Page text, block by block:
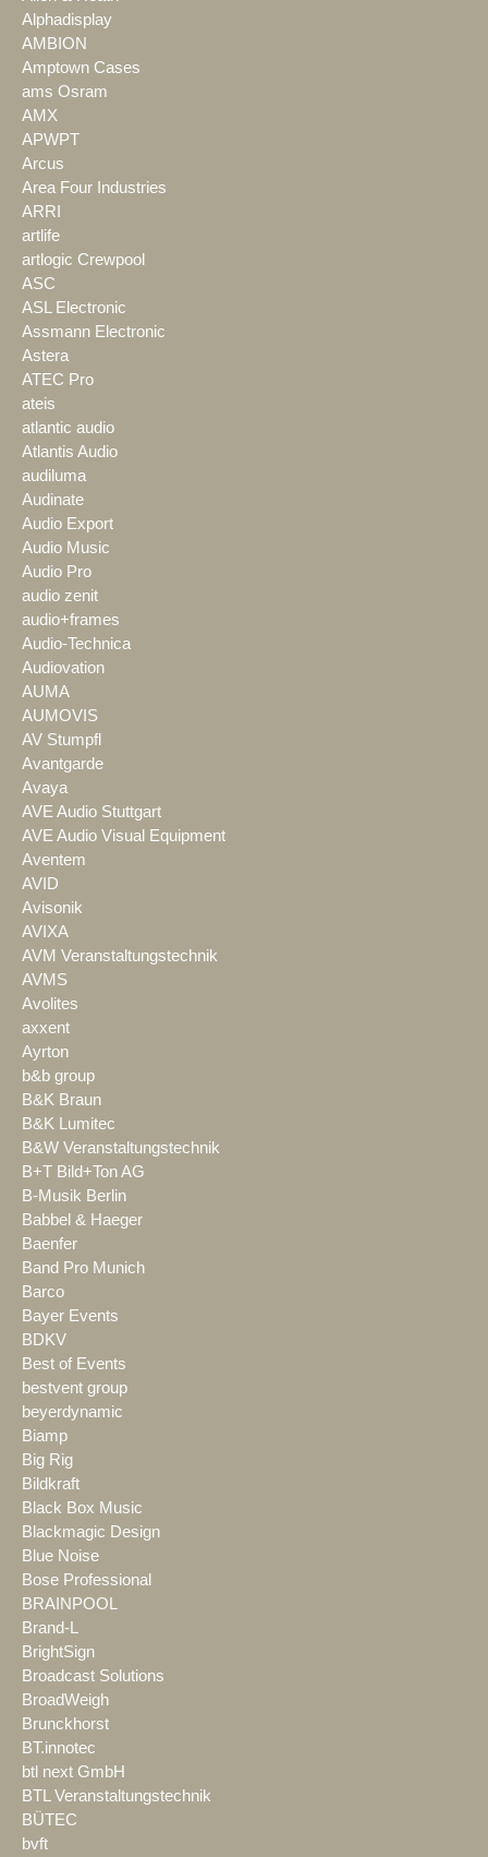
Alphadisplay
AMBION
Amptown Cases
ams Osram
AMX
APWPT
Arcus
Area Four Industries
ARRI
artlife
artlogic Crewpool
ASC
ASL Electronic
Assmann Electronic
Astera
ATEC Pro
ateis
atlantic audio
Atlantis Audio
audiluma
Audinate
Audio Export
Audio Music
Audio Pro
audio zenit
audio+frames
Audio-Technica
Audiovation
AUMA
AUMOVIS
AV Stumpfl
Avantgarde
Avaya
AVE Audio Stuttgart
AVE Audio Visual Equipment
Aventem
AVID
Avisonik
AVIXA
AVM Veranstaltungstechnik
AVMS
Avolites
axxent
Ayrton
b&b group
B&K Braun
B&K Lumitec
B&W Veranstaltungstechnik
B+T Bild+Ton AG
B-Musik Berlin
Babbel & Haeger
Baenfer
Band Pro Munich
Barco
Bayer Events
BDKV
Best of Events
bestvent group
beyerdynamic
Biamp
Big Rig
Bildkraft
Black Box Music
Blackmagic Design
Blue Noise
Bose Professional
BRAINPOOL
Brand-L
BrightSign
Broadcast Solutions
BroadWeigh
Brunckhorst
BT.innotec
btl next GmbH
BTL Veranstaltungstechnik
BÜTEC
bvft